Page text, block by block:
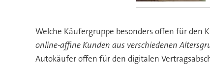
Welche Käufergruppe besonders offen für den
online-affine Kunden aus verschiedenen
Autokäufer offen für den digitalen